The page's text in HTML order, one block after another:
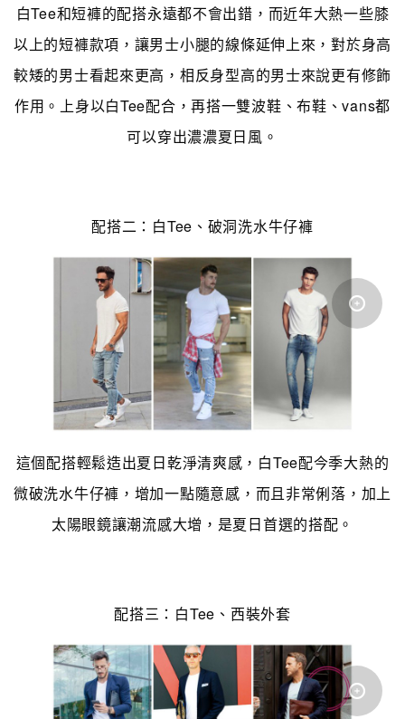
白Tee和短褲的配搭永遠都不會出錯，而近年大熱一些膝
以上的短褲款項，讓男士小腿的線條延伸上來，對於身高
較矮的男士看起來更高，相反身型高的男士來說更有修飾
作用。上身以白Tee配合，再搭一雙波鞋、布鞋、vans都
可以穿出濃濃夏日風。
配搭二：白Tee、破洞洗水牛仔褲
這個配搭輕鬆造出夏日乾淨清爽感，白Tee配今季大熱的
微破洗水牛仔褲，增加一點隨意感，而且非常俐落，加上
太陽眼鏡讓潮流感大增，是夏日首選的搭配。
配搭三：白Tee、西裝外套